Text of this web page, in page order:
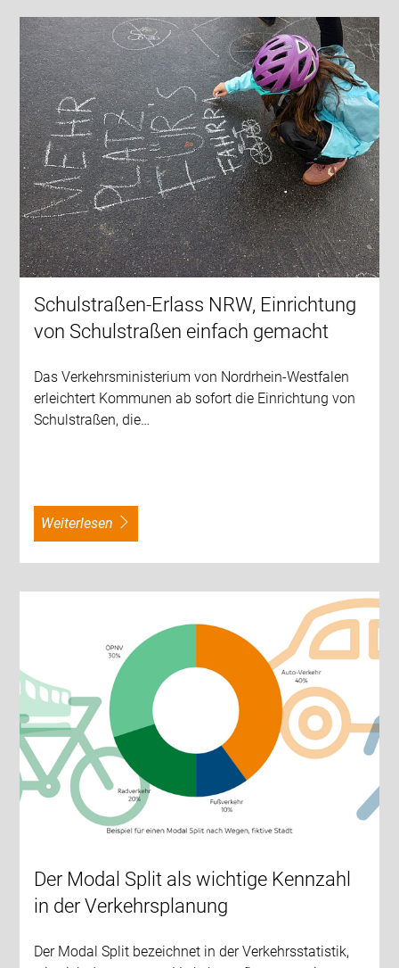
Schulstraßen-Erlass NRW, Einrichtung
von Schulstraßen einfach gemacht
Das Verkehrsministerium von Nordrhein-Westfalen
erleichtert Kommunen ab sofort die Einrichtung von
Schulstraßen, die…
weiterlesen
Der Modal Split als wichtige Kennzahl
in der Verkehrsplanung
Der Modal Split bezeichnet in der Verkehrsstatistik,